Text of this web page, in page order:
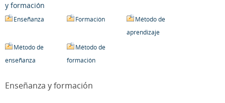
y formación
Enseñanza Formación
Método de
aprendizaje
Método de
enseñanza
Método de
formación
Enseñanza y formación